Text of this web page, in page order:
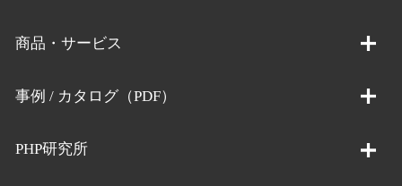
商品・サービス
事例 / カタログ（PDF）
PHP研究所